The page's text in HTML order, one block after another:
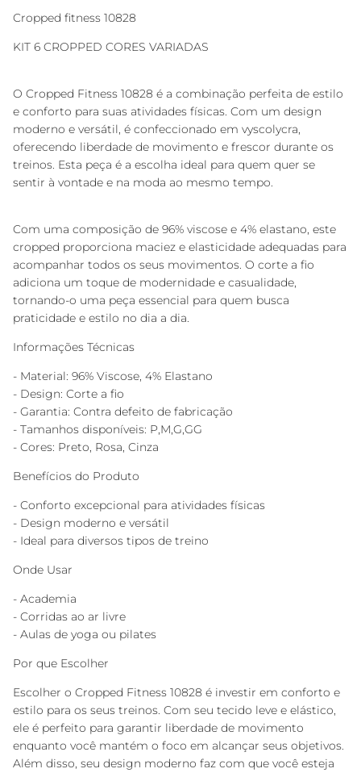
Cropped fitness 10828
KIT 6 CROPPED CORES VARIADAS
O Cropped Fitness 10828 é a combinação perfeita de estilo
e conforto para suas atividades físicas. Com um design
moderno e versátil, é confeccionado em vyscolycra,
oferecendo liberdade de movimento e frescor durante os
treinos. Esta peça é a escolha ideal para quem quer se
sentir à vontade e na moda ao mesmo tempo.
Com uma composição de 96% viscose e 4% elastano, este
cropped proporciona maciez e elasticidade adequadas para
acompanhar todos os seus movimentos. O corte a fio
adiciona um toque de modernidade e casualidade,
tornando-o uma peça essencial para quem busca
praticidade e estilo no dia a dia.
Informações Técnicas
- Material: 96% Viscose, 4% Elastano
- Design: Corte a fio
- Garantia: Contra defeito de fabricação
- Tamanhos disponíveis: P,M,G,GG
- Cores: Preto, Rosa, Cinza
Benefícios do Produto
- Conforto excepcional para atividades físicas
- Design moderno e versátil
- Ideal para diversos tipos de treino
Onde Usar
- Academia
- Corridas ao ar livre
- Aulas de yoga ou pilates
Por que Escolher
Escolher o Cropped Fitness 10828 é investir em conforto e
estilo para os seus treinos. Com seu tecido leve e elástico,
ele é perfeito para garantir liberdade de movimento
enquanto você mantém o foco em alcançar seus objetivos.
Além disso, seu design moderno faz com que você esteja